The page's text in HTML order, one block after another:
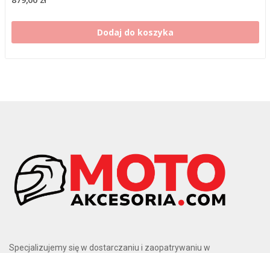
Dodaj do koszyka
Specjalizujemy się w dostarczaniu i zaopatrywaniu w